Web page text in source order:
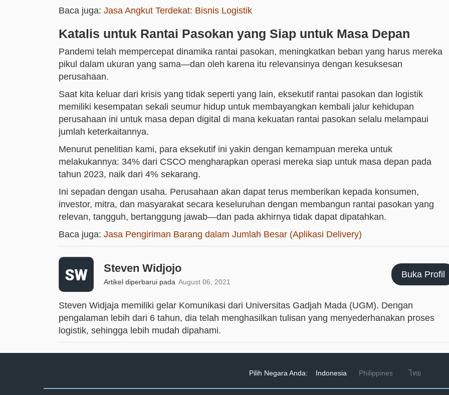
Baca juga: Jasa Angkut Terdekat: Bisnis Logistik
Katalis untuk Rantai Pasokan yang Siap untuk Masa Depan
Pandemi telah mempercepat dinamika rantai pasokan, meningkatkan beban yang harus mereka
pikul dalam ukuran yang sama—dan oleh karena itu relevansinya dengan kesuksesan
perusahaan.
Saat kita keluar dari krisis yang tidak seperti yang lain, eksekutif rantai pasokan dan logistik
memiliki kesempatan sekali seumur hidup untuk membayangkan kembali jalur kehidupan
perusahaan ini untuk masa depan digital di mana kekuatan rantai pasokan selalu melampaui
jumlah keterkaitannya.
Menurut penelitian kami, para eksekutif ini yakin dengan kemampuan mereka untuk
melakukannya: 34% dari CSCO mengharapkan operasi mereka siap untuk masa depan pada
tahun 2023, naik dari 4% sekarang.
Ini sepadan dengan usaha. Perusahaan akan dapat terus memberikan kepada konsumen,
investor, mitra, dan masyarakat secara keseluruhan dengan membangun rantai pasokan yang
relevan, tangguh, bertanggung jawab—dan pada akhirnya tidak dapat dipatahkan.
Baca juga: Jasa Pengiriman Barang dalam Jumlah Besar (Aplikasi Delivery)
Steven Widjojo
Artikel diperbarui pada August 06, 2021
Buka Profil
Steven Widjaja memiliki gelar Komunikasi dari Universitas Gadjah Mada (UGM). Dengan
pengalaman lebih dari 6 tahun, dia telah menghasilkan tulisan yang menyederhanakan proses
logistik, sehingga lebih mudah dipahami.
Pilih Negara Anda: Indonesia Philippines ไทย